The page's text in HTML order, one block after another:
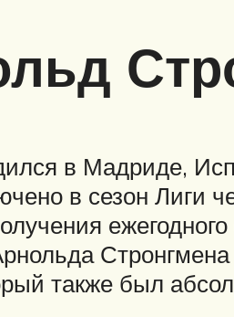
в Мадриде,
в сезон Лиги
также был